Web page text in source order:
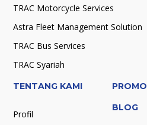
TRAC Motorcycle Services
Astra Fleet Management Solution
TRAC Bus Services
TRAC Syariah
TENTANG KAMI
Profil
PROMO
BLOG